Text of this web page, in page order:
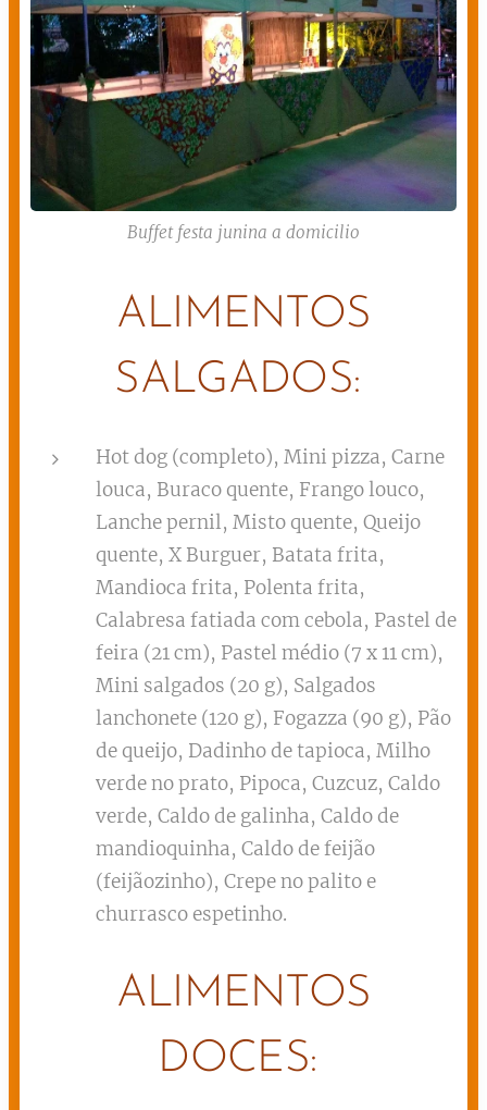
Buffet festa junina a domicilio
ALIMENTOS
SALGADOS:
Hot dog (completo), Mini pizza, Carne
louca, Buraco quente, Frango louco,
Lanche pernil, Misto quente, Queijo
quente, X Burguer, Batata frita,
Mandioca frita, Polenta frita,
Calabresa fatiada com cebola, Pastel de
feira (21 cm), Pastel médio (7 x 11 cm),
Mini salgados (20 g), Salgados
lanchonete (120 g), Fogazza (90 g), Pão
de queijo, Dadinho de tapioca, Milho
verde no prato, Pipoca, Cuzcuz, Caldo
verde, Caldo de galinha, Caldo de
mandioquinha, Caldo de feijão
(feijãozinho), Crepe no palito e
churrasco espetinho.
ALIMENTOS
DOCES: